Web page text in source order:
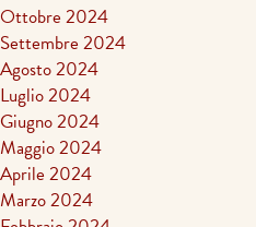
Ottobre 2024
Settembre 2024
Agosto 2024
Luglio 2024
Giugno 2024
Maggio 2024
Aprile 2024
Marzo 2024